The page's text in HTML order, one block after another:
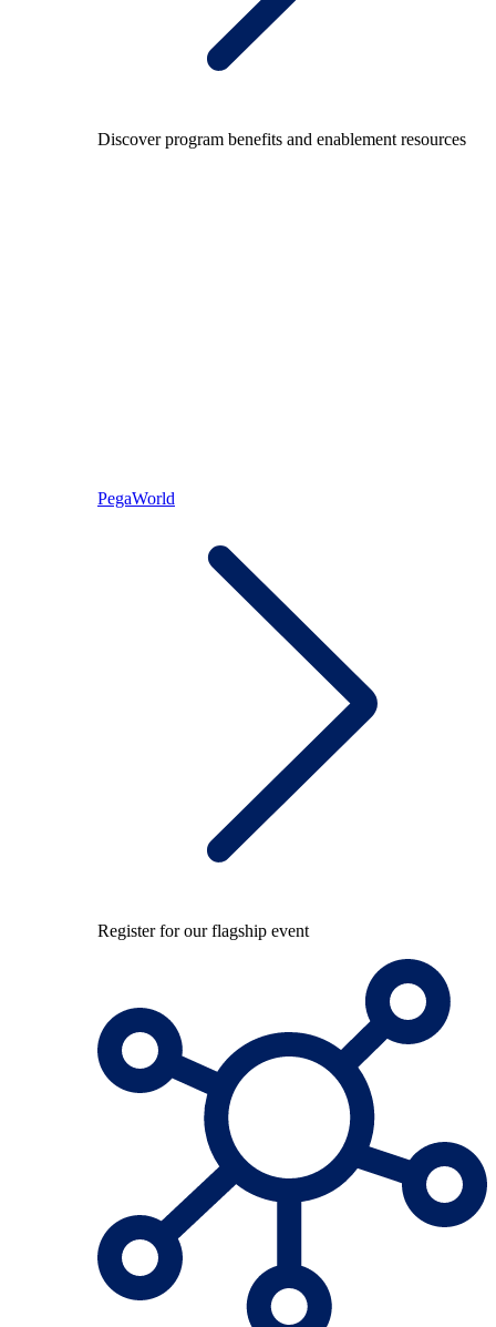
Discover program benefits and enablement resources
PegaWorld
Register for our flagship event